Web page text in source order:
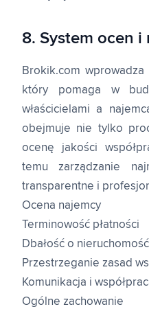
8. System ocen i
Brokik.com
który pomaga w
właścicielami a
obejmuje nie tylko
ocenę jakości
temu zarządzanie
transparentne i
Ocena najemcy
Terminowość płatności
Dbałość o nieruchomość
Przestrzeganie zasad
Komunikacja i
Ogólne zachowanie